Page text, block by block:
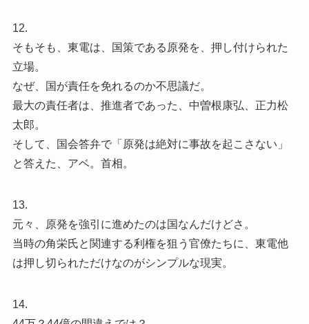
12.
そもそも、東電は、国策である原発を、押し付けられた
立場。
なぜ、国が責任を免れるのか不思議だ。
最大の責任者は、推進者であった、中曽根康弘、正力松
太郎。
そして、国会答弁で「原発は絶対に事故を起こさない」
と答えた、アベ。首相。
13.
元々、原発を強引に進めたのは国なんだけどさ。
当時の角栄氏と関連する利権を狙う官僚たちに、東電他
は押し切られただけなのがシンプルな現実。
14.